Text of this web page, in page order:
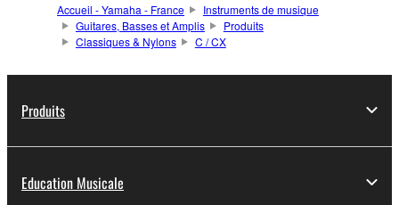
Accueil - Yamaha - France
Instruments de musique
Guitares, Basses et Amplis
Produits
Classiques & Nylons
C / CX
Produits
Education Musicale